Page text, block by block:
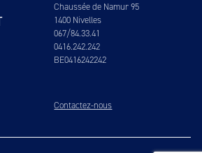
Chaussée de Namur 95
1400 Nivelles
067/84.33.41
0416.242.242
BE0416242242
Contactez-nous